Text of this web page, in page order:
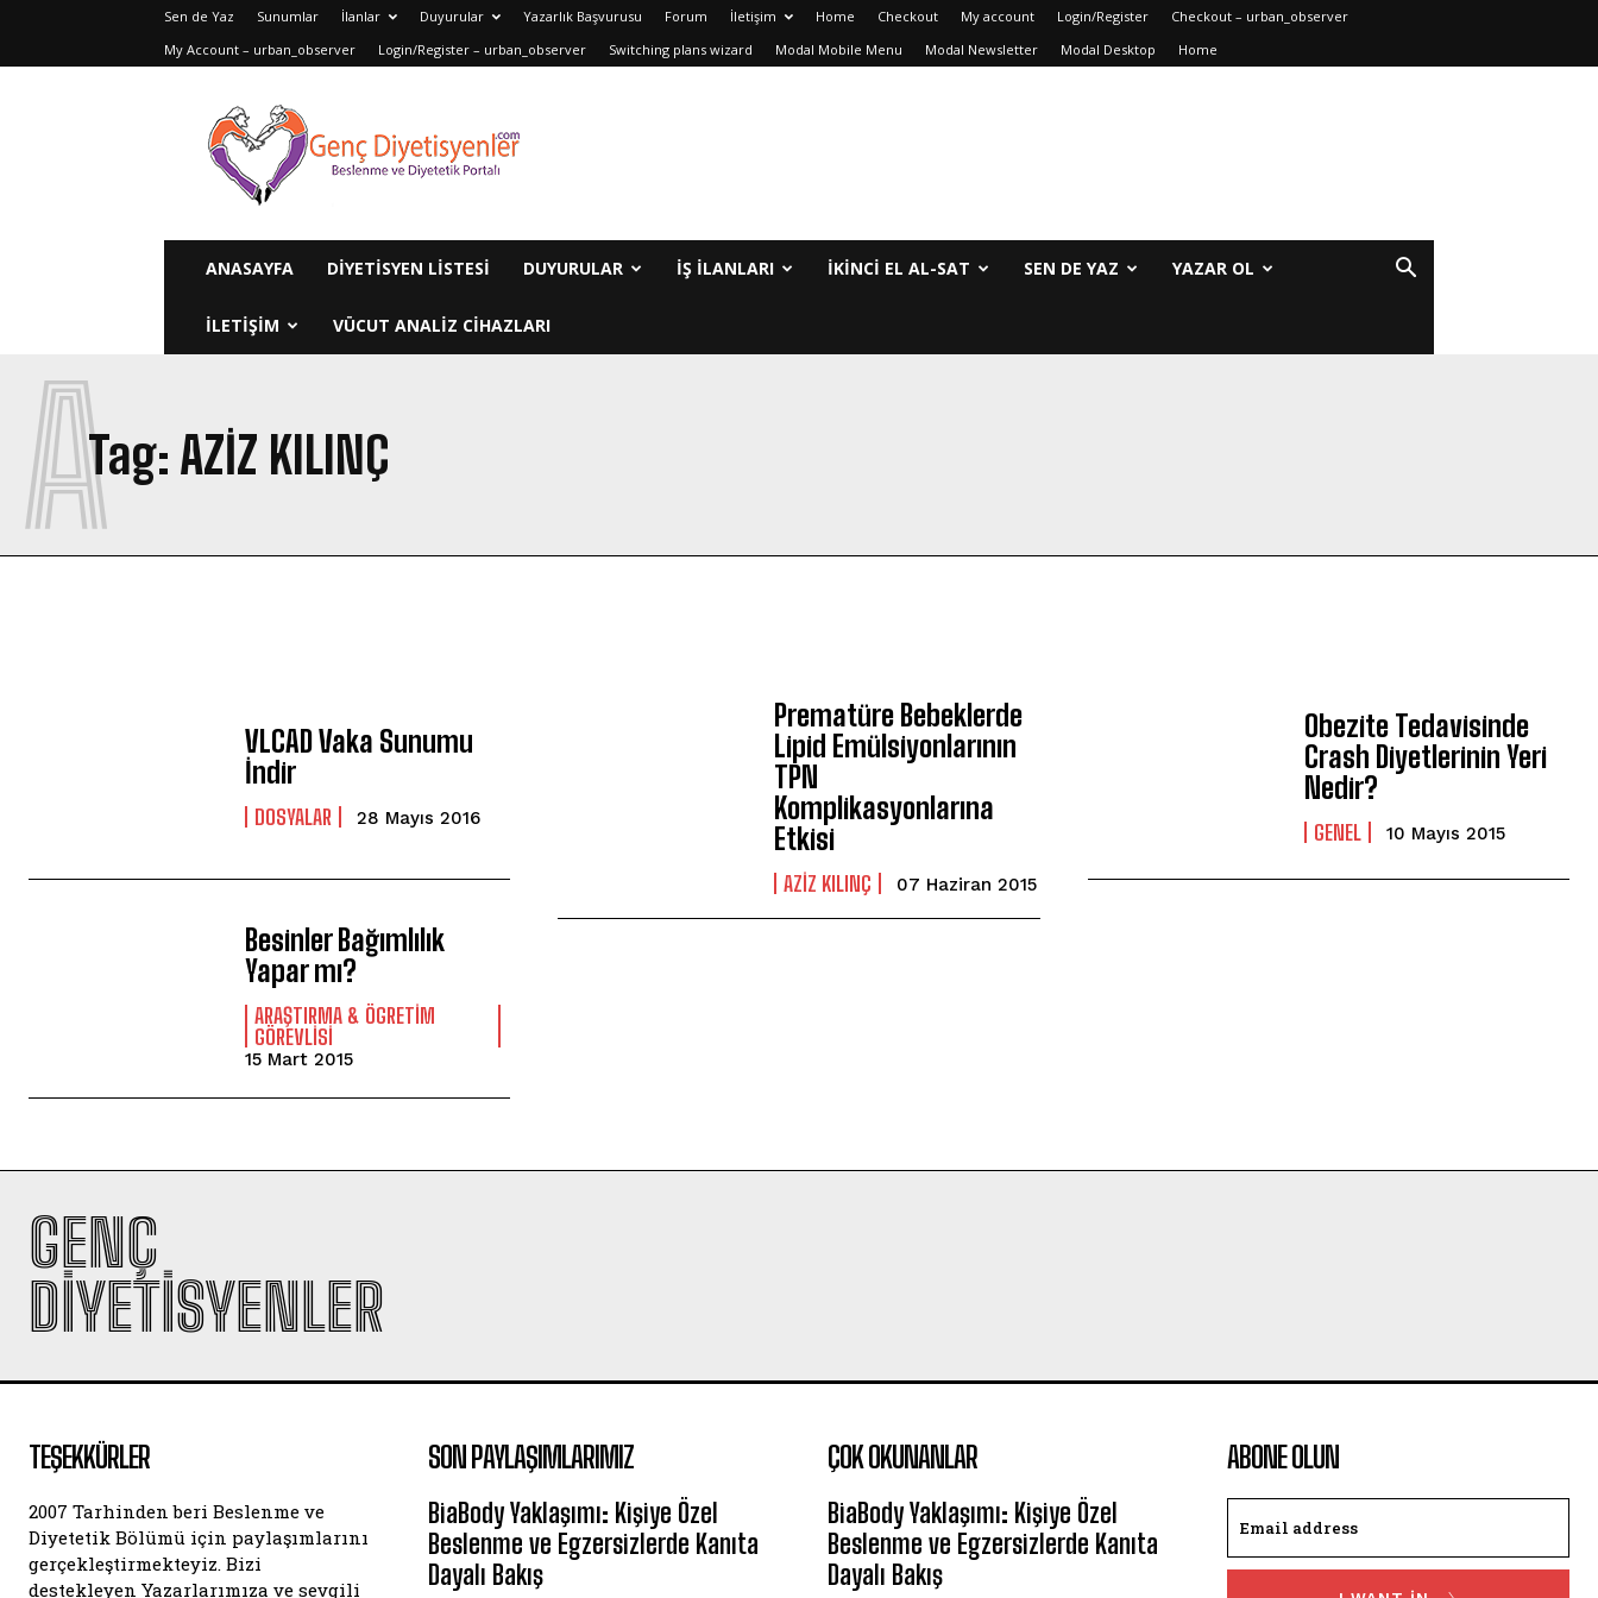
Sen de Yaz Sunumlar İlanlar Duyurular Yazarlık Başvurusu Forum İletişim Home Checkout My account Login/Register
Checkout – urban_observer
My Account – urban_observer
Login/Register – urban_observer Switching plans wizard Modal Mobile Menu Modal Newsletter Modal Desktop Home
Genç
Diyetisyenler
ANASAYFA DIYETISYEN LISTESI DUYURULAR İŞ İLANLARI IKINCI EL AL-SAT SEN DE YAZ YAZAR OL
ILETIŞIM VÜCUT ANALIZ CIHAZLARI
Tag: AZİZ KILINÇ
A
VLCAD Vaka Sunumu
İndir
DOSYALAR 28 Mayıs 2016
Prematüre Bebeklerde
Lipid Emülsiyonlarının
TPN
Komplikasyonlarına
Etkisi
AZIZ KILINÇ 07 Haziran 2015
Obezite Tedavisinde
Crash Diyetlerinin Yeri
Nedir?
GENEL 10 Mayıs 2015
Besinler Bağımlılık
Yapar mı?
ARAŞTIRMA & ÖGRETIM
GÖREVLISI
15 Mart 2015
GENÇ
DIYETISYENLER
TEŞEKKÜRLER
2007 Tarhinden beri Beslenme ve
Diyetetik Bölümü için paylaşımlarını
gerçekleştirmekteyiz. Bizi
destekleyen Yazarlarımıza ve sevgili
SON PAYLAŞIMLARIMIZ
BiaBody Yaklaşımı: Kişiye Özel
Beslenme ve Egzersizlerde Kanıta
Dayalı Bakış
ÇOK OKUNANLAR
BiaBody Yaklaşımı: Kişiye Özel
Beslenme ve Egzersizlerde Kanıta
Dayalı Bakış
ABONE OLUN